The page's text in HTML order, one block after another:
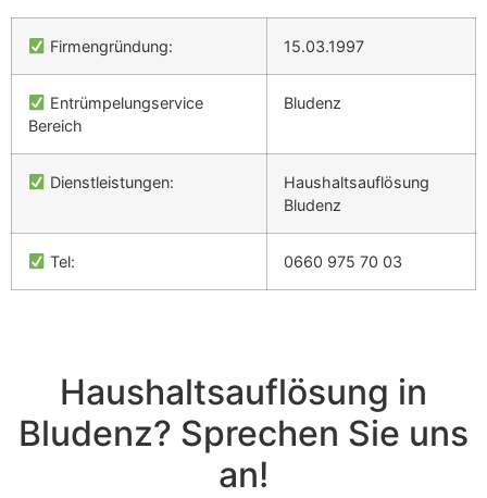
Firmengründung: 15.03.1997
Entrümpelungservice
Bereich
Bludenz
Dienstleistungen:
Haushaltsauflösung
Bludenz
Tel: 0660 975 70 03
Haushaltsauflösung in
Bludenz? Sprechen Sie uns
an!